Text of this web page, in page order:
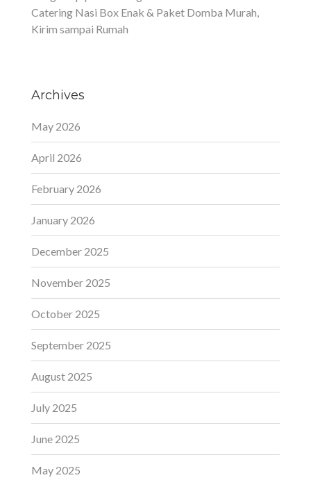
Catering Nasi Box Enak & Paket Domba Murah,
Kirim sampai Rumah
Archives
May 2026
April 2026
February 2026
January 2026
December 2025
November 2025
October 2025
September 2025
August 2025
July 2025
June 2025
May 2025